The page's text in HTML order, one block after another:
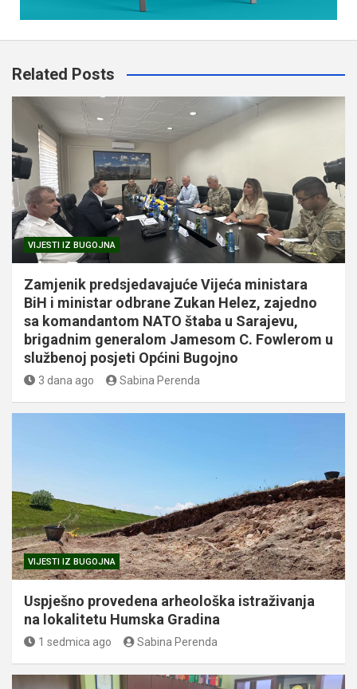
Related Posts
VIJESTI IZ BUGOJNA
Zamjenik predsjedavajuće Vijeća ministara
BiH i ministar odbrane Zukan Helez, zajedno
sa komandantom NATO štaba u Sarajevu,
brigadnim generalom Jamesom C. Fowlerom u
službenoj posjeti Općini Bugojno
3 dana ago Sabina Perenda
VIJESTI IZ BUGOJNA
Uspješno provedena arheološka istraživanja
na lokalitetu Humska Gradina
1 sedmica ago Sabina Perenda